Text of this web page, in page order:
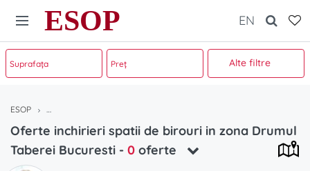
ESOP EN
Alte filtre
ESOP Oferte inchirieri spatii de birouri in zona Drumul Taberei Bucuresti
Oferte inchirieri spatii de birouri in zona Drumul
Taberei Bucuresti - 0 oferte